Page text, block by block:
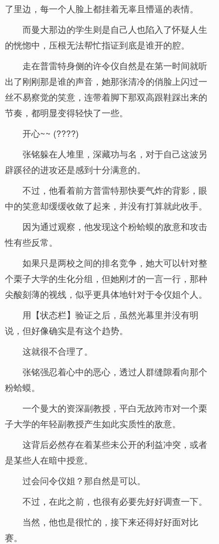
了里边，每一个人脸上都挂着无辜且懵逼的表情。
而曼大那边的学生则是自己人也陷入了怀疑人生
的恍惚中，压根无法帮忙指证到底是谁开的腔。
走在普雷特身侧的许令仪自然是在第一时间就听
出了刚刚那是谁的声音，她那张清冷的俏脸上闪过一
丝不易察觉的笑意，连带着脚下那双高跟鞋踩出来的
节奏，都明显变得轻快了一些。
开心~~ (????)
张铭躲在人堆里，深藏功与名，对于自己这波另
辟蹊径的进攻还是感到十分满意的。
不过，他看着前方普雷特那快要气炸的背影，眼
中的笑意却缓缓收敛了起来，并没有打算就此收手。
因为通过观察，他发现这个粉蛤蟆的敌意和攻击
性有些反常。
如果只是两校之间的排名竞争，她大可以针对整
个栗子大学的生化分组，但她刚才的一言一行，那种
尖酸刻薄的视线，似乎更具体地针对于令仪姐个人。
用【状态栏】验证之后，虽然光幕里并没有明
说，但好像确实是有这个趋势。
这就很不合理了。
张铭强忍着心中的恶心，透过人群缝隙看向那个
粉蛤蟆。
一个曼大的资深副教授，平白无故跨市对一个栗
子大学的年轻副教授产生如此实质性的敌意。
这背后必然存在着某些未公开的利益冲突，或者
是某些人在暗中授意。
过会问令仪姐？那自然是可以。
不过，在此之前，也很有必要先好好调查一下。
当然，他也是很忙的，接下来还得好好面对比
赛。